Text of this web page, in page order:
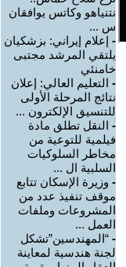
نتنياهو وكاتس يوافقان
س ...
- إعلام إيراني: بزشكيان
يلتقي المرشد مجتبى
خامنئي
- التعليم العالي: إعلان
نتائج المرحلة الأولى
للتنسيق الإلكترون ...
- النقل تطلق مادة
فيلمية للتوعية من
مخاطر السلوكيات
السلبية ال ...
- وزيرة الإسكان تتابع
موقف تنفيذ عدد من
المشروعات وملفات
العمل ...
- “المهندسين”تشكل
لجنة هندسية لمعاينة